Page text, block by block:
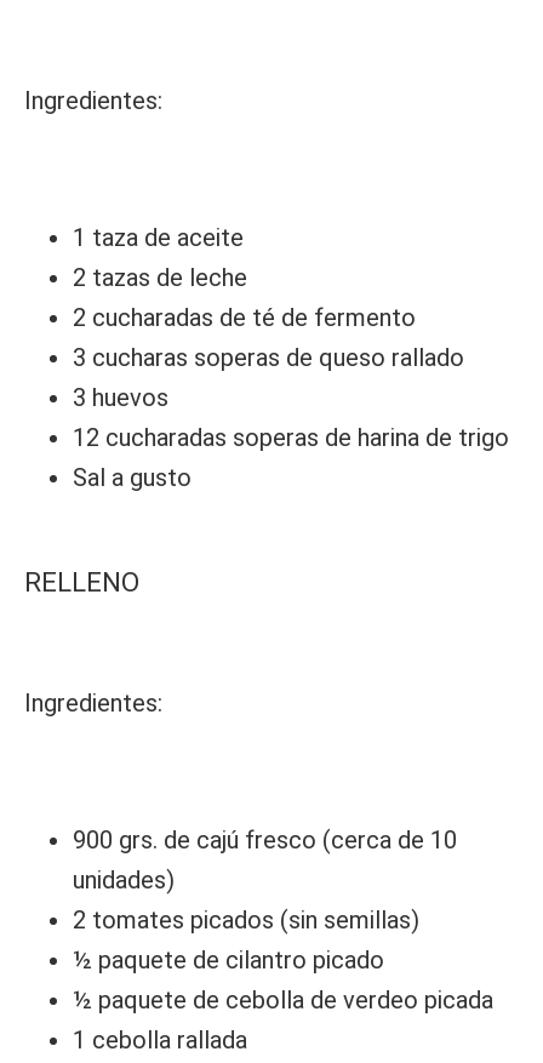
Ingredientes:
1 taza de aceite
2 tazas de leche
2 cucharadas de té de fermento
3 cucharas soperas de queso rallado
3 huevos
12 cucharadas soperas de harina de trigo
Sal a gusto
RELLENO
Ingredientes:
900 grs. de cajú fresco (cerca de 10
unidades)
2 tomates picados (sin semillas)
½ paquete de cilantro picado
½ paquete de cebolla de verdeo picada
1 cebolla rallada